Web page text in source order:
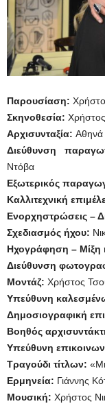
Παρουσίαση:
Σκηνοθεσία:
Αρχισυνταξία: Αθηνά
Διεύθυνση
Ντόβα
Εξωτερικός
Καλλιτεχνική
Ενορχηστρώσεις –
Σχεδιασμός ήχου:
Ηχογράφηση – Μίξη
Διεύθυνση
Μοντάζ: Χρήστος
Υπεύθυνη
Δημοσιογραφική
Βοηθός
Υπεύθυνη
Τραγούδι τίτλων:
Ερμηνεία: Γιάννης
Μουσική: Χρήστος